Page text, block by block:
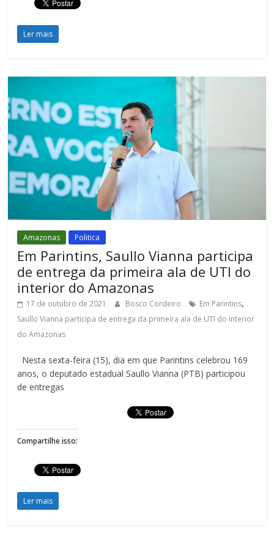
Ler mais
Amazonas Politica
Em Parintins, Saullo Vianna participa
de entrega da primeira ala de UTI do
interior do Amazonas
17 de outubro de 2021 Bosco Cordeiro Em Parintins,
Saullo Vianna participa de entrega da primeira ala de UTI do interior
do Amazonas
Nesta sexta-feira (15), dia em que Parintins celebrou 169
anos, o deputado estadual Saullo Vianna (PTB) participou
de entregas
Compartilhe isso:
Ler mais